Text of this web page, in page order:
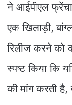
ने आईपीएल
एक खिलाड़ी,
रिलीज करने को
स्पष्ट किया कि
की मांग करती है,